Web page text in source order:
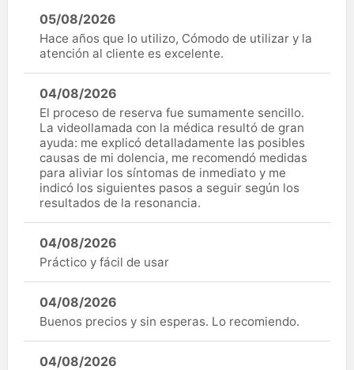
05/08/2026
Hace años que lo utilizo, Cómodo de utilizar y la
atención al cliente es excelente.
04/08/2026
El proceso de reserva fue sumamente sencillo.
La videollamada con la médica resultó de gran
ayuda: me explicó detalladamente las posibles
causas de mi dolencia, me recomendó medidas
para aliviar los síntomas de inmediato y me
indicó los siguientes pasos a seguir según los
resultados de la resonancia.
04/08/2026
Práctico y fácil de usar
04/08/2026
Buenos precios y sin esperas. Lo recomiendo.
04/08/2026